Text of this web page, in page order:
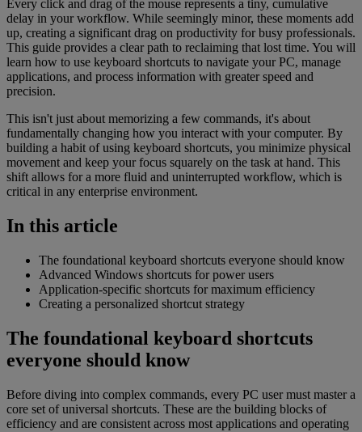
Every click and drag of the mouse represents a tiny, cumulative
delay in your workflow. While seemingly minor, these moments add
up, creating a significant drag on productivity for busy professionals.
This guide provides a clear path to reclaiming that lost time. You will
learn how to use keyboard shortcuts to navigate your PC, manage
applications, and process information with greater speed and
precision.
This isn't just about memorizing a few commands, it's about
fundamentally changing how you interact with your computer. By
building a habit of using keyboard shortcuts, you minimize physical
movement and keep your focus squarely on the task at hand. This
shift allows for a more fluid and uninterrupted workflow, which is
critical in any enterprise environment.
In this article
The foundational keyboard shortcuts everyone should know
Advanced Windows shortcuts for power users
Application-specific shortcuts for maximum efficiency
Creating a personalized shortcut strategy
The foundational keyboard shortcuts
everyone should know
Before diving into complex commands, every PC user must master a
core set of universal shortcuts. These are the building blocks of
efficiency and are consistent across most applications and operating